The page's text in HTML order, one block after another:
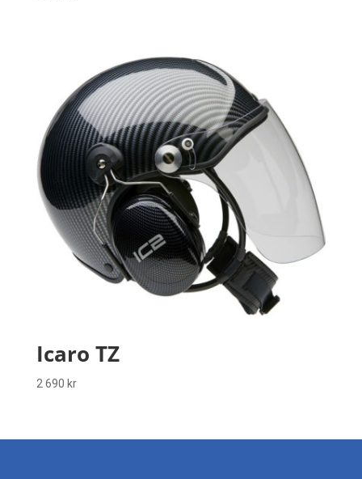
Icaro TZ
2 690 kr